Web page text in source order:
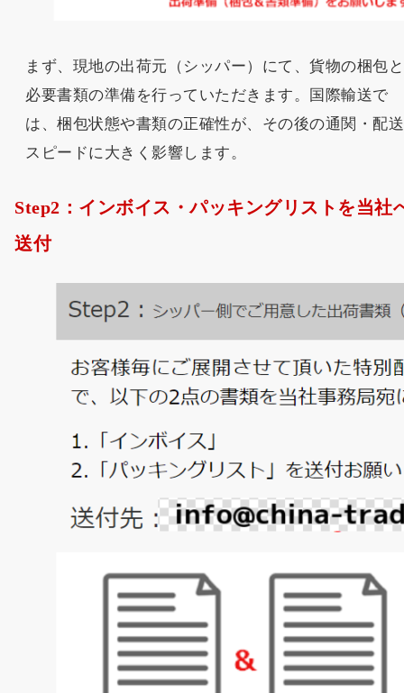
まず、現地の出荷元（シッパー）にて、貨物の梱包と
必要書類の準備を行っていただきます。国際輸送で
は、梱包状態や書類の正確性が、その後の通関・配送
スピードに大きく影響します。
Step2：インボイス・パッキングリストを当社
送付